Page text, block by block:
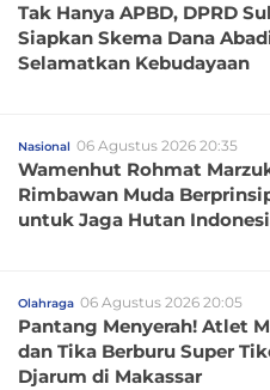
Tak Hanya APBD, DPRD
Siapkan Skema Dana
Selamatkan Kebudayaan
Nasional 06 Agustus 2026 20:35
Wamenhut Rohmat
Rimbawan Muda
untuk Jaga Hutan
Olahraga 06 Agustus 2026 20:05
Pantang Menyerah! Atlet
dan Tika Berburu Super
Djarum di Makassar